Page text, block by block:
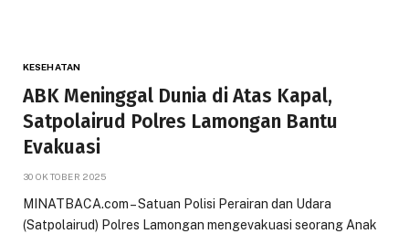
KESEHATAN
ABK Meninggal Dunia di Atas Kapal,
Satpolairud Polres Lamongan Bantu
Evakuasi
30 OKTOBER 2025
MINATBACA.com – Satuan Polisi Perairan dan Udara
(Satpolairud) Polres Lamongan mengevakuasi seorang Anak